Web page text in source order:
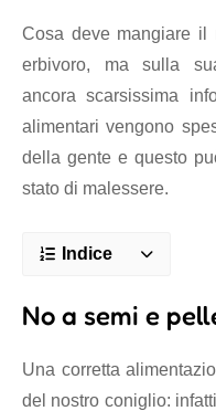
Cosa deve mangiare
erbivoro, ma sulla
ancora scarsissima
alimentari vengono
della gente e questo
stato di malessere.
Indice
No a semi e
Una corretta
del nostro coniglio: